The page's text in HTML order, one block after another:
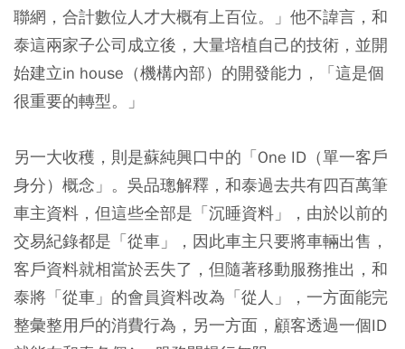
聯網，合計數位人才大概有上百位。」他不諱言，和
泰這兩家子公司成立後，大量培植自己的技術，並開
始建立in house（機構內部）的開發能力，「這是個
很重要的轉型。」
另一大收穫，則是蘇純興口中的「One ID（單一客戶
身分）概念」。吳品璁解釋，和泰過去共有四百萬筆
車主資料，但這些全部是「沉睡資料」，由於以前的
交易紀錄都是「從車」，因此車主只要將車輛出售，
客戶資料就相當於丟失了，但隨著移動服務推出，和
泰將「從車」的會員資料改為「從人」，一方面能完
整彙整用戶的消費行為，另一方面，顧客透過一個ID